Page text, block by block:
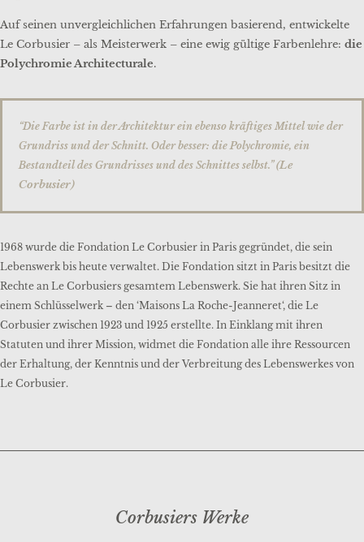
Auf seinen unvergleichlichen Erfahrungen basierend, entwickelte
Le Corbusier – als Meisterwerk – eine ewig gültige Farbenlehre: die
Polychromie Architecturale.
“Die Farbe ist in der Architektur ein ebenso kräftiges Mittel wie der
Grundriss und der Schnitt. Oder besser: die Polychromie, ein
Bestandteil des Grundrisses und des Schnittes selbst.” (Le
Corbusier)
1968 wurde die Fondation Le Corbusier in Paris gegründet, die sein
Lebenswerk bis heute verwaltet. Die Fondation sitzt in Paris besitzt die
Rechte an Le Corbusiers gesamtem Lebenswerk. Sie hat ihren Sitz in
einem Schlüsselwerk – den ‘Maisons La Roche-Jeanneret‘, die Le
Corbusier zwischen 1923 und 1925 erstellte. In Einklang mit ihren
Statuten und ihrer Mission, widmet die Fondation alle ihre Ressourcen
der Erhaltung, der Kenntnis und der Verbreitung des Lebenswerkes von
Le Corbusier.
Corbusiers Werke